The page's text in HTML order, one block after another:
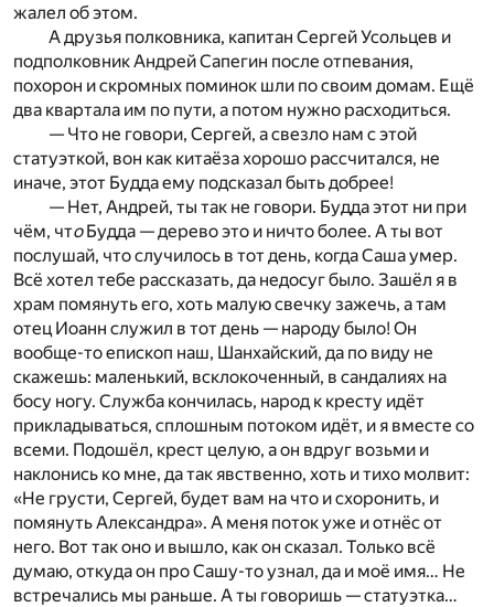
жалел об этом.
А друзья полковника, капитан Сергей Усольцев и
подполковник Андрей Сапегин после отпевания,
похорон и скромных поминок шли по своим домам. Ещё
два квартала им по пути, а потом нужно расходиться.
— Что не говори, Сергей, а свезло нам с этой
статуэткой, вон как китаёза хорошо рассчитался, не
иначе, этот Будда ему подсказал быть добрее!
— Нет, Андрей, ты так не говори. Будда этот ни при
чём, чтоБудда — дерево это и ничто более. А ты вот
послушай, что случилось в тот день, когда Саша умер.
Всё хотел тебе рассказать, да недосуг было. Зашёл я в
храм помянуть его, хоть малую свечку зажечь, а там
отец Иоанн служил в тот день — народу было! Он
вообще-то епископ наш, Шанхайский, да по виду не
скажешь: маленький, всклокоченный, в сандалиях на
босу ногу. Служба кончилась, народ к кресту идёт
прикладываться, сплошным потоком идёт, и я вместе со
всеми. Подошёл, крест целую, а он вдруг возьми и
наклонись ко мне, да так явственно, хоть и тихо молвит:
«Не грусти, Сергей, будет вам на что и схоронить, и
помянуть Александра». А меня поток уже и отнёс от
него. Вот так оно и вышло, как он сказал. Только всё
думаю, откуда он про Сашу-то узнал, да и моё имя… Не
встречались мы раньше. А ты говоришь — статуэтка…